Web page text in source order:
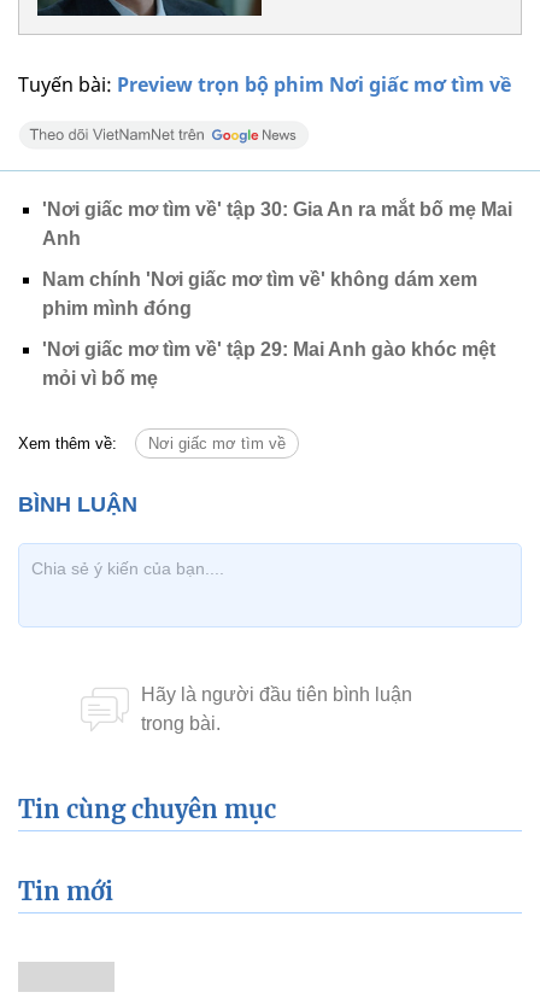
Tuyến bài: Preview trọn bộ phim Nơi giấc mơ tìm về
'Nơi giấc mơ tìm về' tập 30: Gia An ra mắt bố mẹ Mai
Anh
Nam chính 'Nơi giấc mơ tìm về' không dám xem
phim mình đóng
'Nơi giấc mơ tìm về' tập 29: Mai Anh gào khóc mệt
mỏi vì bố mẹ
Xem thêm về: Nơi giấc mơ tìm về
Tin cùng chuyên mục
Tin mới